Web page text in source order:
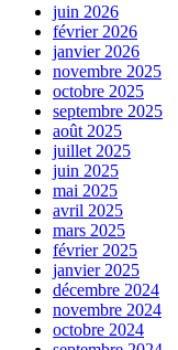
juin 2026
février 2026
janvier 2026
novembre 2025
octobre 2025
septembre 2025
août 2025
juillet 2025
juin 2025
mai 2025
avril 2025
mars 2025
février 2025
janvier 2025
décembre 2024
novembre 2024
octobre 2024